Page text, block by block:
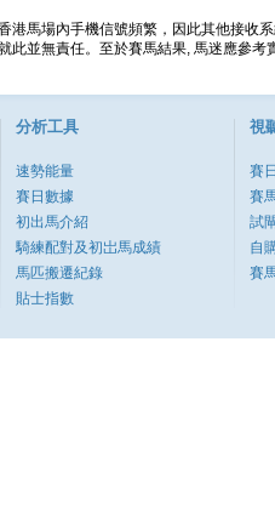
馬場內手機信號頻繁，因此其他接收
並無責任。至於賽馬結果, 馬迷應參考
分析工具
速勢能量
賽日數據
初出馬介紹
騎練配對及初岀馬成績
馬匹搬遷紀錄
貼士指數
視
賽
賽
試
自
賽